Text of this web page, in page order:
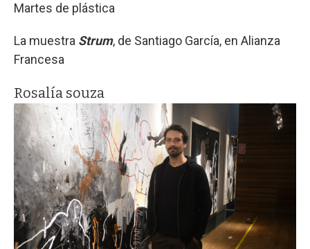
Martes de plástica
La muestra Strum, de Santiago García, en Alianza
Francesa
Rosalía souza